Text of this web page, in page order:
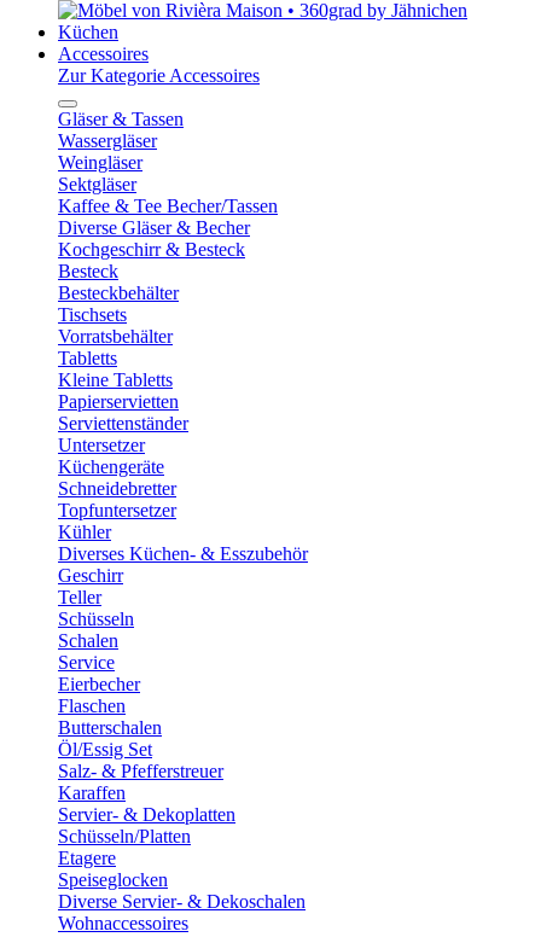
Küchen
Accessoires
Zur Kategorie Accessoires
Gläser & Tassen
Wassergläser
Weingläser
Sektgläser
Kaffee & Tee Becher/Tassen
Diverse Gläser & Becher
Kochgeschirr & Besteck
Besteck
Besteckbehälter
Tischsets
Vorratsbehälter
Tabletts
Kleine Tabletts
Papierservietten
Serviettenständer
Untersetzer
Küchengeräte
Schneidebretter
Topfuntersetzer
Kühler
Diverses Küchen- & Esszubehör
Geschirr
Teller
Schüsseln
Schalen
Service
Eierbecher
Flaschen
Butterschalen
Öl/Essig Set
Salz- & Pfefferstreuer
Karaffen
Servier- & Dekoplatten
Schüsseln/Platten
Etagere
Speiseglocken
Diverse Servier- & Dekoschalen
Wohnaccessoires